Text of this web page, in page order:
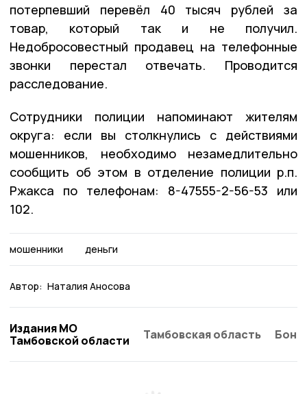
потерпевший перевёл 40 тысяч рублей за
товар, который так и не получил.
Недобросовестный продавец на телефонные
звонки перестал отвечать. Проводится
расследование.
Сотрудники полиции напоминают жителям
округа: если вы столкнулись с действиями
мошенников, необходимо незамедлительно
сообщить об этом в отделение полиции р.п.
Ржакса по телефонам: 8-47555-2-56-53 или
102.
мошенники деньги
Автор: Наталия Аносова
Издания МО
Тамбовской области
Тамбовская область